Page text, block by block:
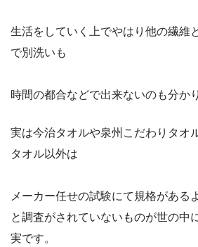
生活をしていく上でやはり他の繊維
で別洗いも
時間の都合などで出来ないのも分か
実は今治タオルや泉州こだわりタオ
タオル以外は
メーカー任せの試験にて規格がある
と調査がされていないものが世の中
実です。